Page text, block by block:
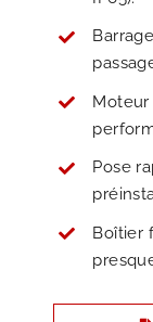
Pose
Boîtier